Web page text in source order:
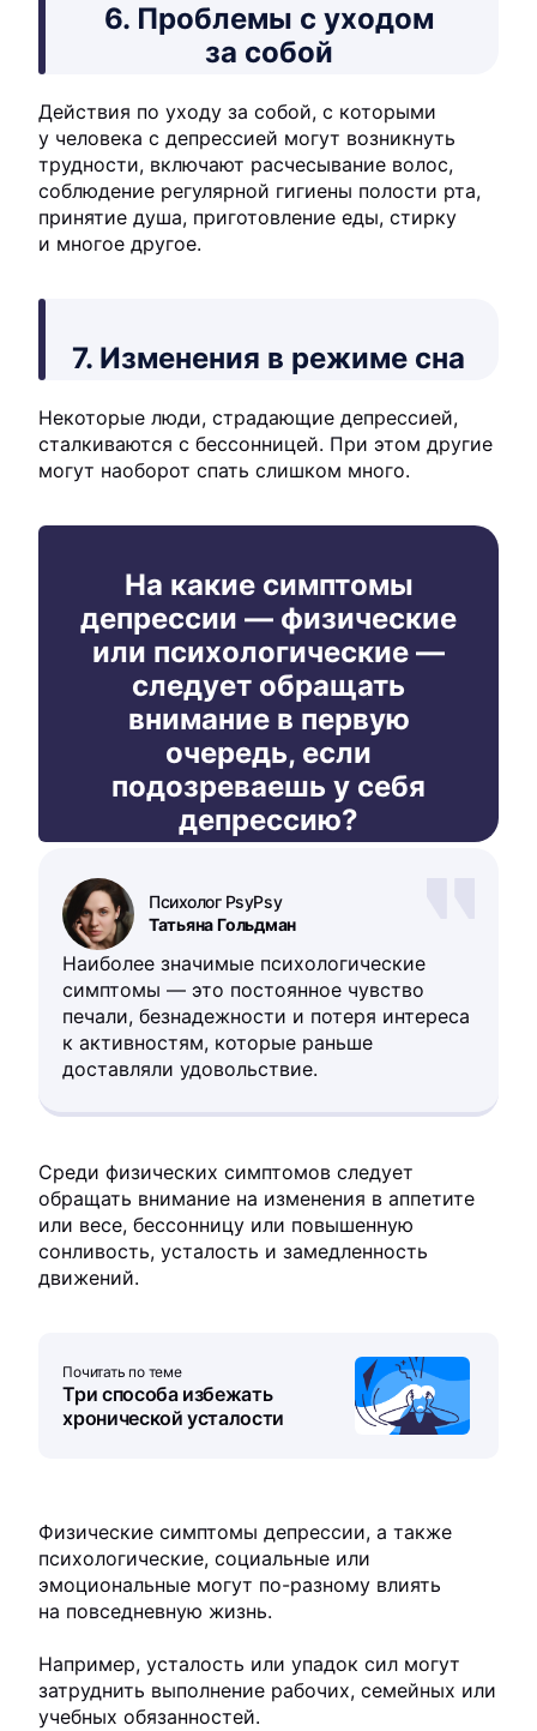
6. Проблемы с уходом
за собой
Действия по уходу за собой, с которыми
у человека с депрессией могут возникнуть
трудности, включают расчесывание волос,
соблюдение регулярной гигиены полости рта,
принятие душа, приготовление еды, стирку
и многое другое.
7. Изменения в режиме сна
Некоторые люди, страдающие депрессией,
сталкиваются с бессонницей. При этом другие
могут наоборот спать слишком много.
На какие симптомы
депрессии — физические
или психологические —
следует обращать
внимание в первую
очередь, если
подозреваешь у себя
депрессию?
Татьяна Гольдман
Психолог PsyPsy
Наиболее значимые психологические
симптомы — это постоянное чувство
печали, безнадежности и потеря интереса
к активностям, которые раньше
доставляли удовольствие.
Среди физических симптомов следует
обращать внимание на изменения в аппетите
или весе, бессонницу или повышенную
сонливость, усталость и замедленность
движений.
Почитать по теме
Три способа избежать
хронической усталости
Физические симптомы депрессии, а также
психологические, социальные или
эмоциональные могут по-разному влиять
на повседневную жизнь.
Например, усталость или упадок сил могут
затруднить выполнение рабочих, семейных или
учебных обязанностей.